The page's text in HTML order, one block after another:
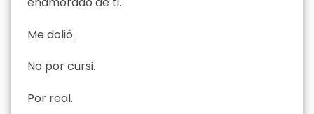
Me dolió.
No por cursi.
Por real.